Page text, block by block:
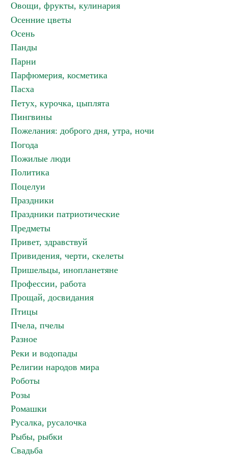
Овощи, фрукты, кулинария
Осенние цветы
Осень
Панды
Парни
Парфюмерия, косметика
Пасха
Петух, курочка, цыплята
Пингвины
Пожелания: доброго дня, утра, ночи
Погода
Пожилые люди
Политика
Поцелуи
Праздники
Праздники патриотические
Предметы
Привет, здравствуй
Привидения, черти, скелеты
Пришельцы, инопланетяне
Профессии, работа
Прощай, досвидания
Птицы
Пчела, пчелы
Разное
Реки и водопады
Религии народов мира
Роботы
Розы
Ромашки
Русалка, русалочка
Рыбы, рыбки
Свадьба